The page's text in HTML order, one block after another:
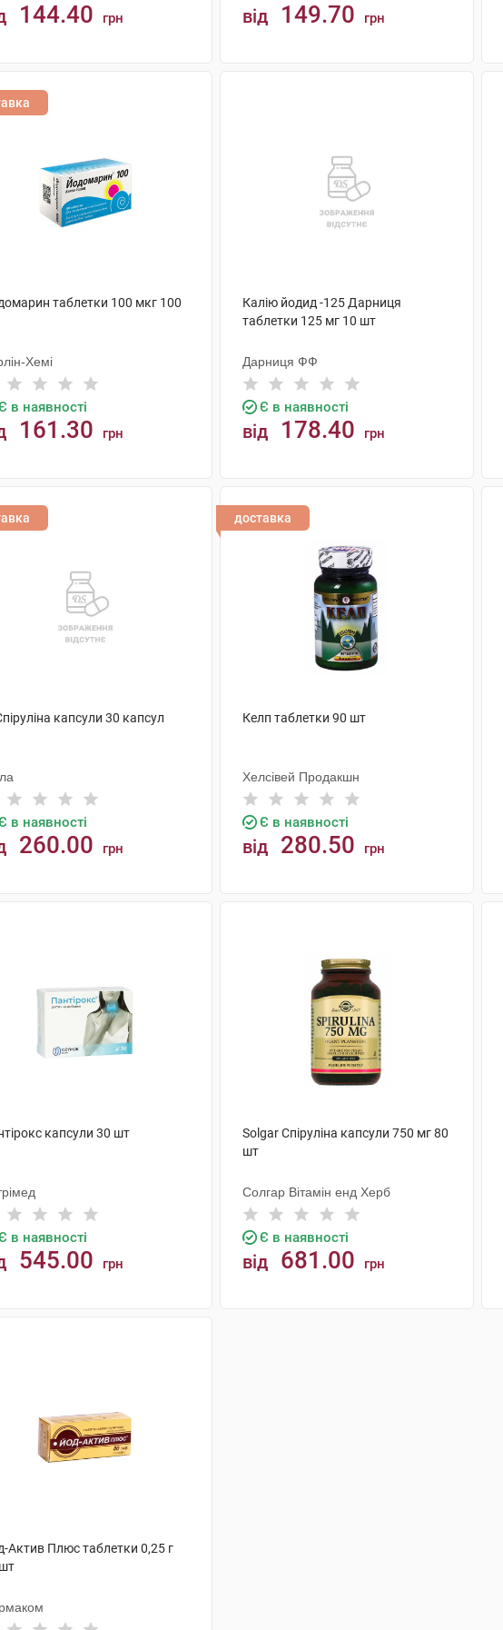
144.40 грн від 149.70 грн
таблетки 100 мкг 100
Хемі
в наявності
161.30 грн
Калію йодид -125 Дарниця
таблетки 125 мг 10 шт
Дарниця ФФ
Є в наявності
від 178.40 грн
капсули 30 капсул
в наявності
260.00 грн
доставка
Келп таблетки 90 шт
Хелсівей Продакшн
Є в наявності
від 280.50 грн
капсули 30 шт
в наявності
545.00 грн
Solgar Спіруліна капсули 750 мг 80
шт
Солгар Вітамін енд Херб
Є в наявності
від 681.00 грн
Актив Плюс таблетки 0,25 г